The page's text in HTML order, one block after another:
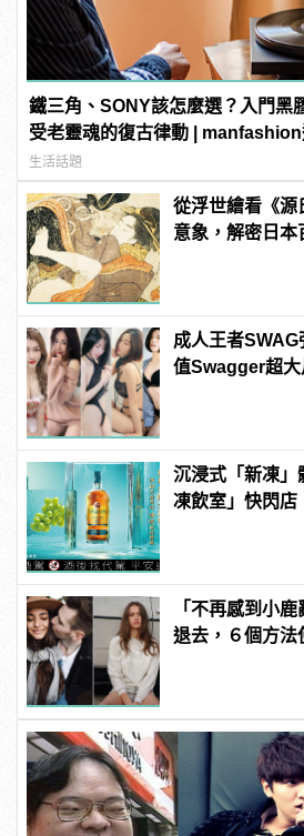
鐵三角、SONY該怎麼選？入門黑
受老靈魂的復古律動 |
生活話題
從浮世繪看《源
意象，解密日本
成人王者
值Swagger超大
沉浸式「新凍」
凍飲室」快閃店
「不再感到小
退去，６個方法